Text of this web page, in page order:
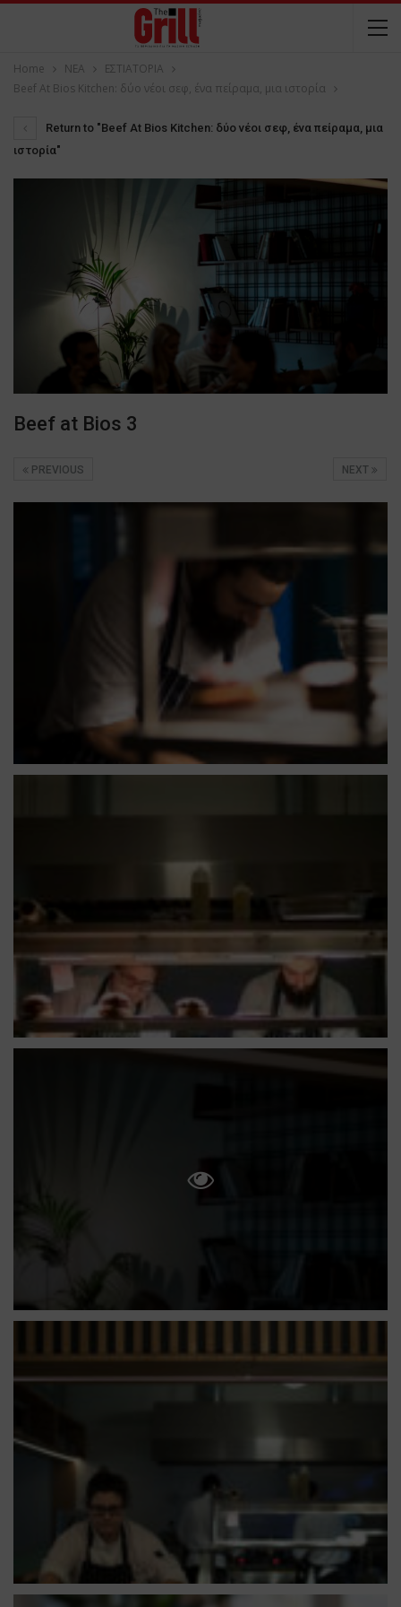
Home NEA
ΕΣΤΙΑΤΟΡΙΑ
Beef At Bios Kitchen: δύο νέοι σεφ, ένα πείραμα, μια ιστορία
Return to "Beef At Bios Kitchen: δύο νέοι σεφ, ένα πείραμα, μια
ιστορία"
Beef at Bios 3
NEXT
PREVIOUS